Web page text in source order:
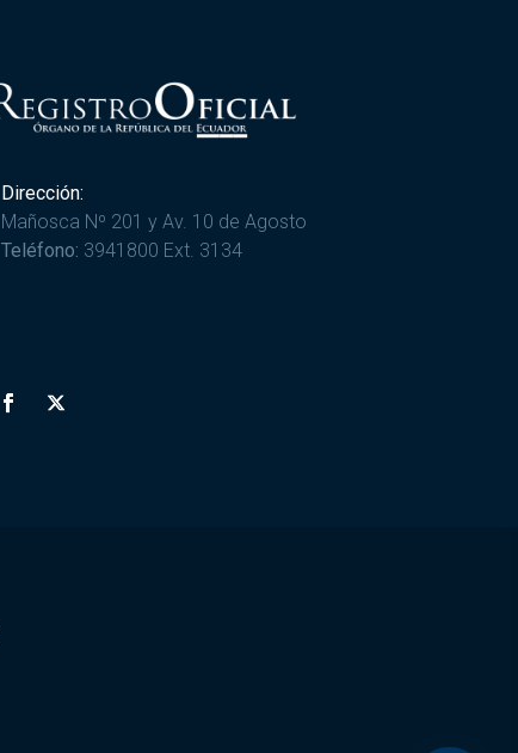
Dirección:
Mañosca Nº 201 y Av. 10 de Agosto
Teléfono: 3941800 Ext. 3134